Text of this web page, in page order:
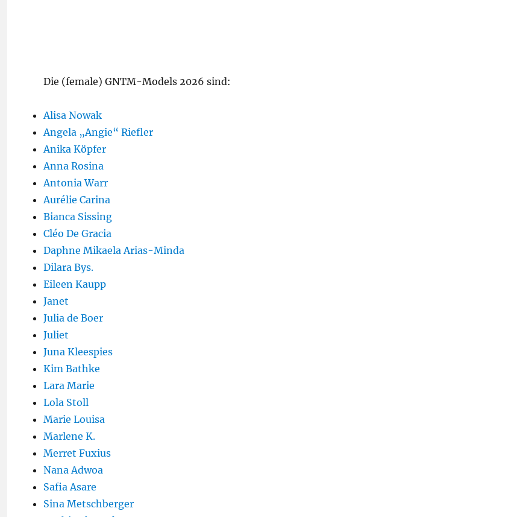
Die (female) GNTM-Models 2026 sind:
Alisa Nowak
Angela „Angie“ Riefler
Anika Köpfer
Anna Rosina
Antonia Warr
Aurélie Carina
Bianca Sissing
Cléo De Gracia
Daphne Mikaela Arias-Minda
Dilara Bys.
Eileen Kaupp
Janet
Julia de Boer
Juliet
Juna Kleespies
Kim Bathke
Lara Marie
Lola Stoll
Marie Louisa
Marlene K.
Merret Fuxius
Nana Adwoa
Safia Asare
Sina Metschberger